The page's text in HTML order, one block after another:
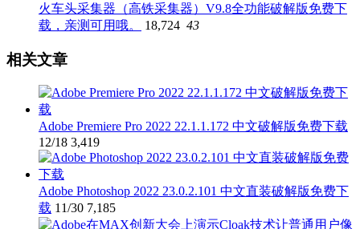
火车头采集器（高铁采集器）V9.8全功能破解版免费下
载，亲测可用哦。
18,724 43
相关文章
Adobe Premiere Pro 2022 22.1.1.172 中文破解版免费下载
12/18 3,419
Adobe Photoshop 2022 23.0.2.101 中文直装破解版免费下
载 11/30 7,185